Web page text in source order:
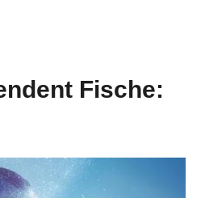
Fische: